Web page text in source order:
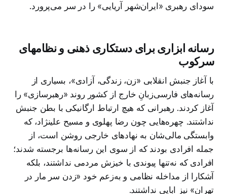
سودای رهبری «ایران‌شهر آریایی» را در سر می‌پرورد.
رسانه ابزاری برای دستکاری ذهنی و نظامهای
سرکوب
با آغاز جنبش انقلابی «زن، زندگی، آزادی»، بسیاری از
رسانه‌های فارسی‌زبانِ خارج از کشور روند «رهبرسازی» را
آغاز کردند. رهبرانی که هیچ ارتباط ارگانیکی با بطن جنبش
نداشتند. چهره‌هایی چون رضا پهلوی و مسیح علینژاد، که
وابستگی مالی‌شان به نهادهای خارجی روشن است، از
جمله افرادی بودند که از سوی این رسانه‌ها برجسته شدند؛
افرادی که نه‌تنها پیوندی با خیزش مردمی نداشتند، بلکه
آشکارا از مداخله نظامی و به‌زعم خود «زدن سر مار در
تهران» نیز ابایی نداشتند.